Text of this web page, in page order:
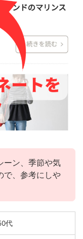
ーン、季節や気
で、参考にしや
代